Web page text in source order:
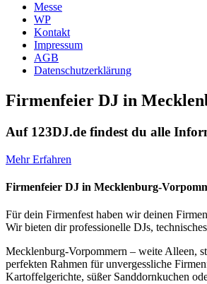
Messe
WP
Kontakt
Impressum
AGB
Datenschutzerklärung
Firmenfeier DJ in
Auf 123DJ.de findest du alle
Mehr Erfahren
Firmenfeier DJ in Mecklenburg-
Für dein Firmenfest haben wir deinen
Wir bieten dir professionelle DJs,
Mecklenburg-Vorpommern – weite Alleen,
perfekten Rahmen für unvergessliche
Kartoffelgerichte, süßer Sanddornkuchen